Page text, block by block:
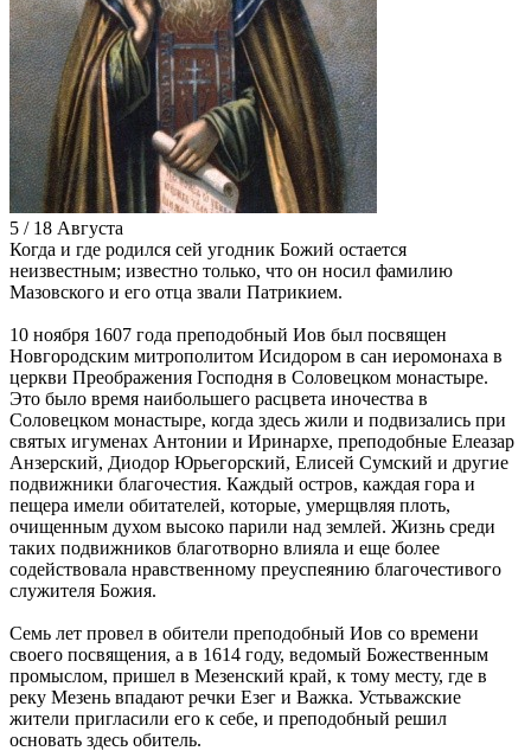
5 / 18 Августа
Когда и где родился сей угодник Божий остается
неизвестным; известно только, что он носил фамилию
Мазовского и его отца звали Патрикием.
10 ноября 1607 года преподобный Иов был посвящен
Новгородским митрополитом Исидором в сан иеромонаха в
церкви Преображения Господня в Соловецком монастыре.
Это было время наибольшего расцвета иночества в
Соловецком монастыре, когда здесь жили и подвизались при
святых игуменах Антонии и Иринархе, преподобные Елеазар
Анзерский, Диодор Юрьегорский, Елисей Сумский и другие
подвижники благочестия. Каждый остров, каждая гора и
пещера имели обитателей, которые, умерщвляя плоть,
очищенным духом высоко парили над землей. Жизнь среди
таких подвижников благотворно влияла и еще более
содействовала нравственному преуспеянию благочестивого
служителя Божия.
Семь лет провел в обители преподобный Иов со времени
своего посвящения, а в 1614 году, ведомый Божественным
промыслом, пришел в Мезенский край, к тому месту, где в
реку Мезень впадают речки Езег и Важка. Устьважские
жители пригласили его к себе, и преподобный решил
основать здесь обитель.